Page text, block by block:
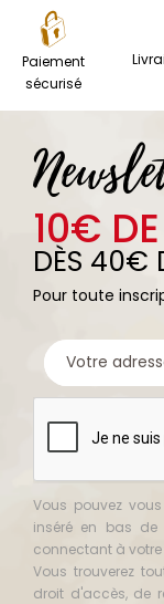
Paiement
sécurisé
10€
DÈS 40€
Pour toute
Vous pouvez
inséré en bas
connectant à
Vous trouverez
droit d'accès, de